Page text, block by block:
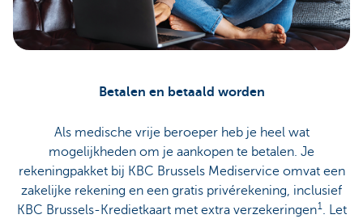
Betalen en betaald worden
Als medische vrije beroeper heb je heel wat
mogelijkheden om je aankopen te betalen. Je
rekeningpakket bij KBC Brussels Mediservice omvat een
zakelijke rekening en een gratis privérekening, inclusief
KBC Brussels-Kredietkaart met extra verzekeringen1. Let